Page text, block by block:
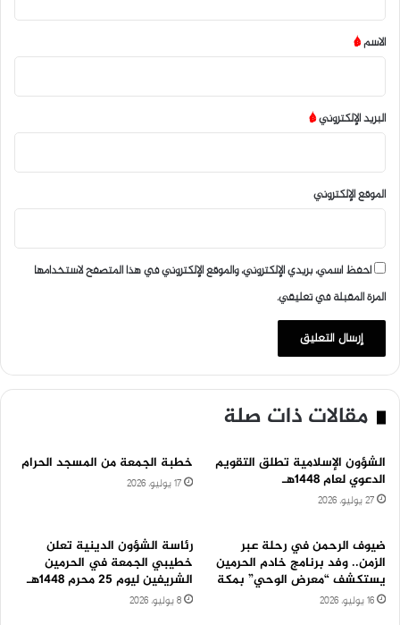
*
الاسم*
البريد الإلكتروني*
الموقع الإلكتروني
احفظ اسمي، بريدي الإلكتروني، والموقع الإلكتروني في هذا المتصفح لاستخدامها
المرة المقبلة في تعليقي.
مقالات ذات صلة
الشؤون الإسلامية تطلق التقويم
الدعوي لعام 1448هـ
27 يوليو، 2026
خطبة الجمعة من المسجد الحرام
17 يوليو، 2026
ضيوف الرحمن في رحلة عبر
الزمن.. وفد برنامج خادم الحرمين
يستكشف “معرض الوحي” بمكة
16 يوليو، 2026
رئاسة الشؤون الدينية تعلن
خطيبي الجمعة في الحرمين
الشريفين ليوم 25 محرم 1448هـ
8 يوليو، 2026